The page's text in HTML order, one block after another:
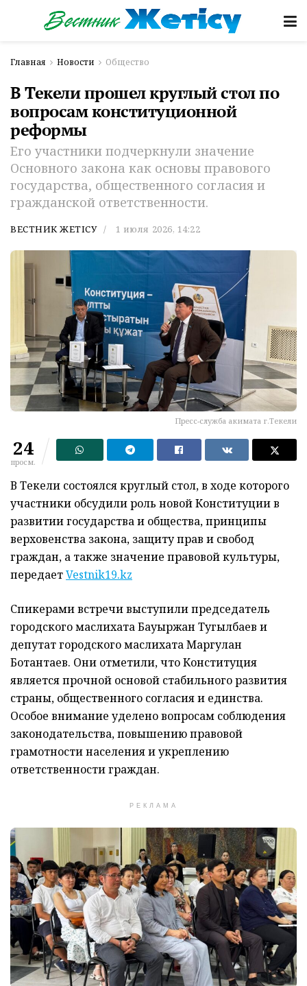
Главная Новости Общество
В Текели прошел круглый стол по
вопросам конституционной
реформы
Его участники подчеркнули значение
Основного закона как основы правового
государства, общественного согласия и
гражданской ответственности.
ВЕСТНИК ЖЕТІСУ 1 июля 2026, 14:22
Пресс-служба акимата г.Текели
24
просм.
В Текели состоялся круглый стол, в ходе которого
участники обсудили роль новой Конституции в
развитии государства и общества, принципы
верховенства закона, защиту прав и свобод
граждан, а также значение правовой культуры,
передаетVestnik19.kz
Спикерами встречи выступили председатель
городского маслихата Бауыржан Тугылбаев и
депутат городского маслихата Маргулан
Ботантаев. Они отметили, что Конституция
является прочной основой стабильного развития
страны, общественного согласия и единства.
Особое внимание уделено вопросам соблюдения
законодательства, повышению правовой
грамотности населения и укреплению
ответственности граждан.
РЕКЛАМА